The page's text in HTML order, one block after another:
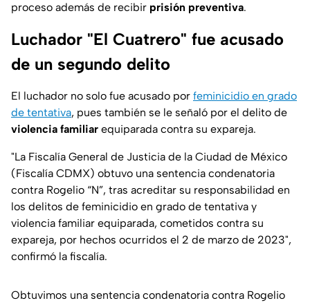
proceso además de recibir prisión preventiva.
Luchador "El Cuatrero" fue acusado
de un segundo delito
El luchador no solo fue acusado por feminicidio en grado
de tentativa, pues también se le señaló por el delito de
violencia familiar equiparada contra su expareja.
"La Fiscalía General de Justicia de la Ciudad de México
(Fiscalía CDMX) obtuvo una sentencia condenatoria
contra Rogelio “N”, tras acreditar su responsabilidad en
los delitos de feminicidio en grado de tentativa y
violencia familiar equiparada, cometidos contra su
expareja, por hechos ocurridos el 2 de marzo de 2023",
confirmó la fiscalía.
Obtuvimos una sentencia condenatoria contra Rogelio